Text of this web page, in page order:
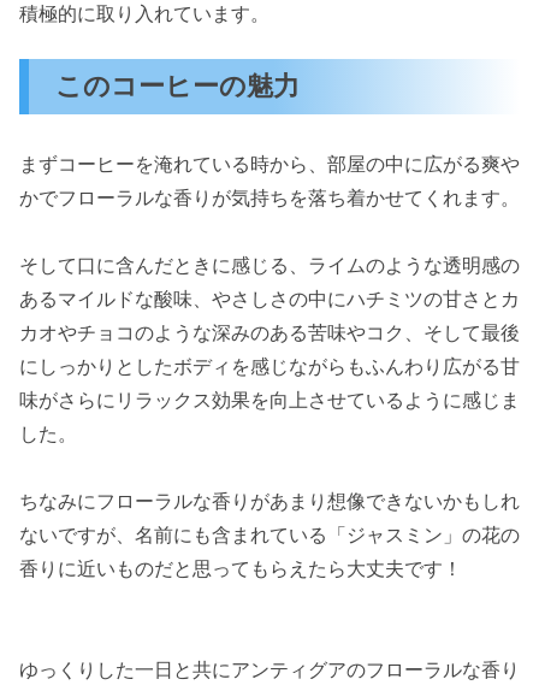
積極的に取り入れています。
このコーヒーの魅力
まずコーヒーを淹れている時から、部屋の中に広がる爽や
かでフローラルな香りが気持ちを落ち着かせてくれます。
そして口に含んだときに感じる、ライムのような透明感の
あるマイルドな酸味、やさしさの中にハチミツの甘さとカ
カオやチョコのような深みのある苦味やコク、そして最後
にしっかりとしたボディを感じながらもふんわり広がる甘
味がさらにリラックス効果を向上させているように感じま
した。
ちなみにフローラルな香りがあまり想像できないかもしれ
ないですが、名前にも含まれている「ジャスミン」の花の
香りに近いものだと思ってもらえたら大丈夫です！
ゆっくりした一日と共にアンティグアのフローラルな香り